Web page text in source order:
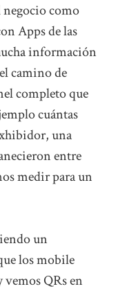
como
Apps de las
información
camino de
completo que
cuántas
una
entre
medir para un
un
los mobile
QRs en